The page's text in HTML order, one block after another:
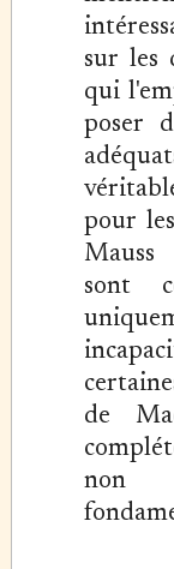
sur les
qui
poser
pour
Mauss
sont
de